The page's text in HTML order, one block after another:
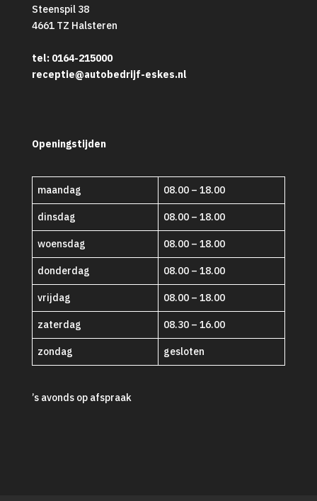
Steenspil 38
4661 TZ Halsteren
tel: 0164-215000
receptie@autobedrijf-eskes.nl
Openingstijden
maandag 08.00 – 18.00
dinsdag 08.00 – 18.00
woensdag 08.00 – 18.00
donderdag 08.00 – 18.00
vrijdag 08.00 – 18.00
zaterdag 08.30 – 16.00
zondag gesloten
’s avonds op afspraak